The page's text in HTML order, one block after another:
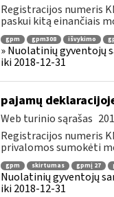
Registracijos numeris
paskui kitą einančiais
gpm gpm308 išvykimo
» Nuolatinių gyventojų
iki 2018-12-31
pajamų
Web turinio sąrašas
Registracijos numeris
privalomos sumokėti
gpm skirtumas gpmį 27
Nuolatinių gyventojų
iki 2018-12-31